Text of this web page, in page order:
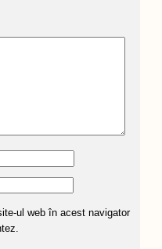
ul web în acest navigator